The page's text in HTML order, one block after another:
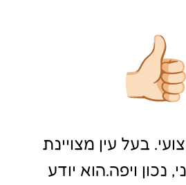
בעל עין מצויינת
נכון ויפה.הוא יודע